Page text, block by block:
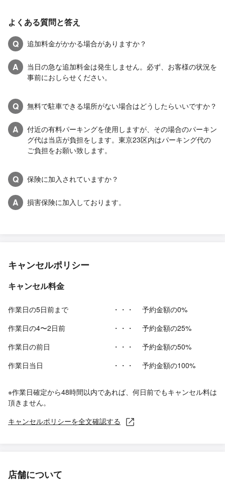
よくある質問と答え
Q
追加料金がかかる場合がありますか？
A
当日の急な追加料金は発生しません。必ず、お客様の状況を
事前におしらせください。
Q 無料で駐車できる場所がない場合はどうしたらいいですか？
A
付近の有料パーキングを使用しますが、その場合のパーキン
グ代は当店が負担をします。東京23区内はパーキング代の
ご負担をお願い致します。
Q 保険に加入されていますか？
A 損害保険に加入しております。
キャンセルポリシー
キャンセル料金
作業日の5日前まで ・・・
予約金額の0%
作業日の4〜2日前
・・・
予約金額の25%
作業日の前日
・・・
予約金額の50%
作業日当日
・・・ 予約金額の100%
※作業日確定から48時間以内であれば、何日前でもキャンセル料は
頂きません。
キャンセルポリシーを全文確認する
店舗について